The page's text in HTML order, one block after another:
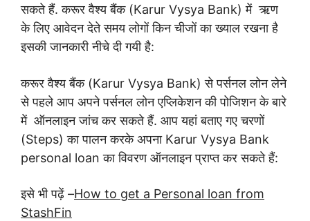
सकते हैं. करूर वैश्य बैंक (Karur Vysya Bank) में ऋण
के लिए आवेदन देते समय लोगों किन चीजों का ख्याल रखना है
इसकी जानकारी नीचे दी गयी है:
करूर वैश्य बैंक (Karur Vysya Bank) से पर्सनल लोन लेने
से पहले आप अपने पर्सनल लोन एप्लिकेशन की पोजिशन के बारे
में ऑनलाइन जांच कर सकते हैं. आप यहां बताए गए चरणों
(Steps) का पालन करके अपना Karur Vysya Bank
personal loan का विवरण ऑनलाइन प्राप्त कर सकते हैं:
इसे भी पढ़ें –How to get a Personal loan from
StashFin